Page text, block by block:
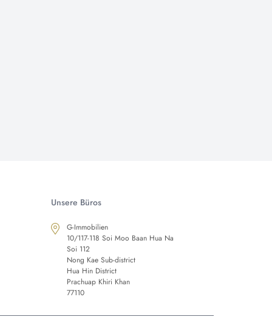
Unsere Büros
G-Immobilien
10/117-118 Soi Moo Baan Hua Na
Soi 112
Nong Kae Sub-district
Hua Hin District
Prachuap Khiri Khan
77110